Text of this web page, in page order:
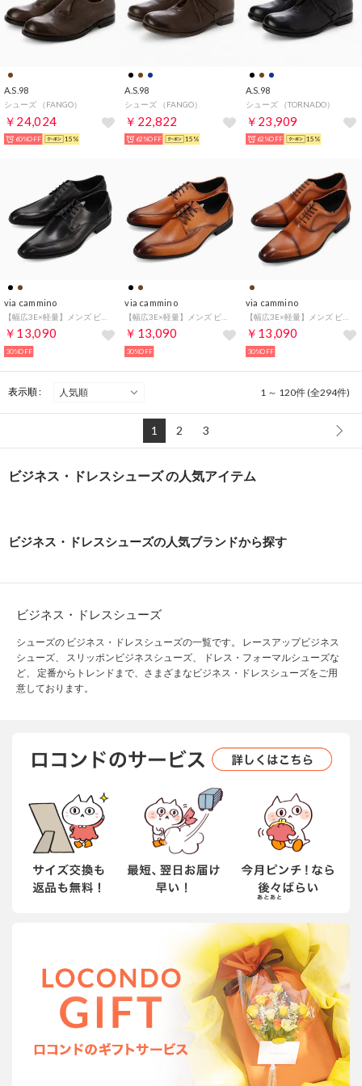
A.S.98
シューズ （FANGO）
￥24,024
60%OFF 15%
A.S.98
シューズ （FANGO）
￥22,822
62%OFF 15%
A.S.98
シューズ （TORNADO）
￥23,909
62%OFF 15%
via cammino
￥13,090
30%OFF
via cammino
￥13,090
30%OFF
via cammino
【幅広3E×軽量】メンズ ビジネスシューズ 本革 歩きやすい 内羽根 ストレートチップ VC2505 （ライトブラウン）
￥13,090
30%OFF
表示順 : 1 ～ 120件 (全294件)
1 2 3
ビジネス・ドレスシューズ の人気アイテム
ビジネス・ドレスシューズの人気ブランドから探す
ビジネス・ドレスシューズ
シューズの ビジネス・ドレスシューズの一覧です。 レースアップビジネス
シューズ、 スリッポンビジネスシューズ、 ドレス・フォーマルシューズな
ど、 定番からトレンドまで、さまざまなビジネス・ドレスシューズをご用
意しております。